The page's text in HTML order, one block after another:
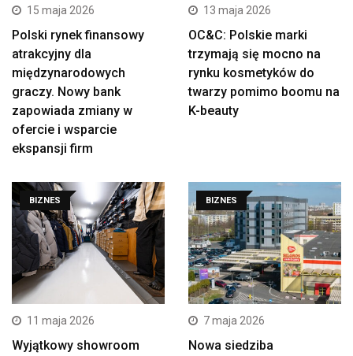
15 maja 2026
Polski rynek finansowy
atrakcyjny dla
międzynarodowych
graczy. Nowy bank
zapowiada zmiany w
ofercie i wsparcie
ekspansji firm
13 maja 2026
OC&C: Polskie marki
trzymają się mocno na
rynku kosmetyków do
twarzy pomimo boomu na
K-beauty
BIZNES
11 maja 2026
Wyjątkowy showroom
BIZNES
7 maja 2026
Nowa siedziba